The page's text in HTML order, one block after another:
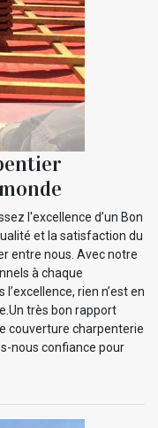
l'excellence d’un Bon
et la satisfaction du
entre nous. Avec notre
à chaque
rien n’est en
très bon rapport
couverture charpenterie
nous confiance pour